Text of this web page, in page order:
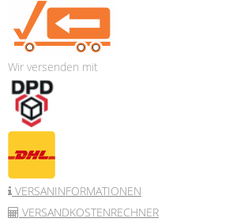
Wir versenden mit
VERSANINFORMATIONEN
VERSANDKOSTENRECHNER